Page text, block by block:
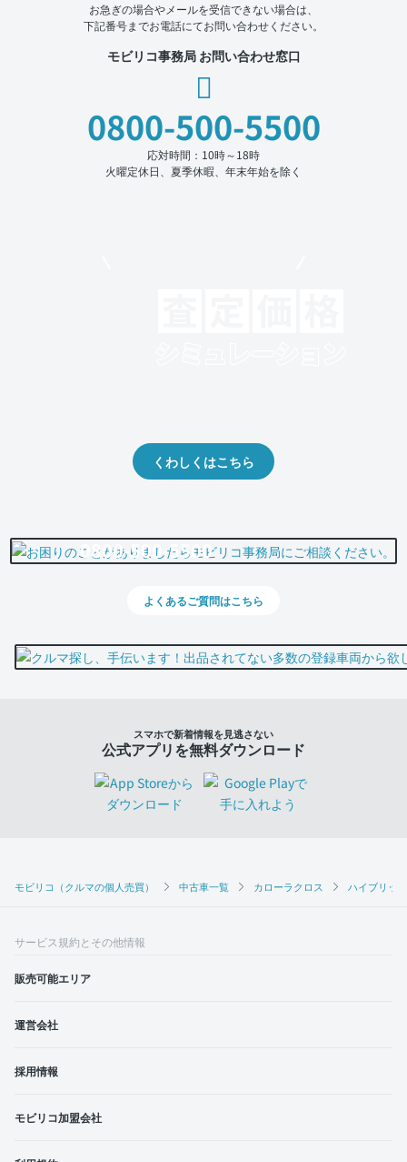
モビリコ（クルマの個人売買） 中古車一覧 カローラクロス ハイブリッ
お急ぎの場合やメールを受信できない場合は、
下記番号までお電話にてお問い合わせください。
モビリコ事務局 お問い合わせ窓口
0800-500-5500
応対時間：10時～18時
火曜定休日、夏季休暇、年末年始を除く
くわしくはこちら
0800-500-5500
よくあるご質問はこちら
スマホで新着情報を見逃さない
公式アプリを無料ダウンロード
サービス規約とその他情報
販売可能エリア
運営会社
採用情報
モビリコ加盟会社